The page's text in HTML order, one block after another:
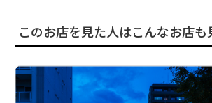
このお店を見た人はこんなお店も